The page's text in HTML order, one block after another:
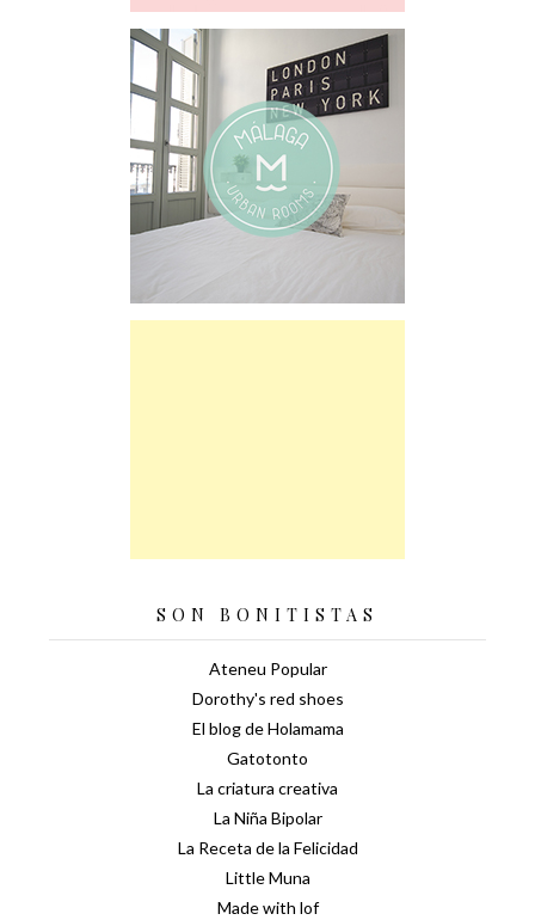
SON BONITISTAS
Ateneu Popular
Dorothy's red shoes
El blog de Holamama
Gatotonto
La criatura creativa
La Niña Bipolar
La Receta de la Felicidad
Little Muna
Made with lof